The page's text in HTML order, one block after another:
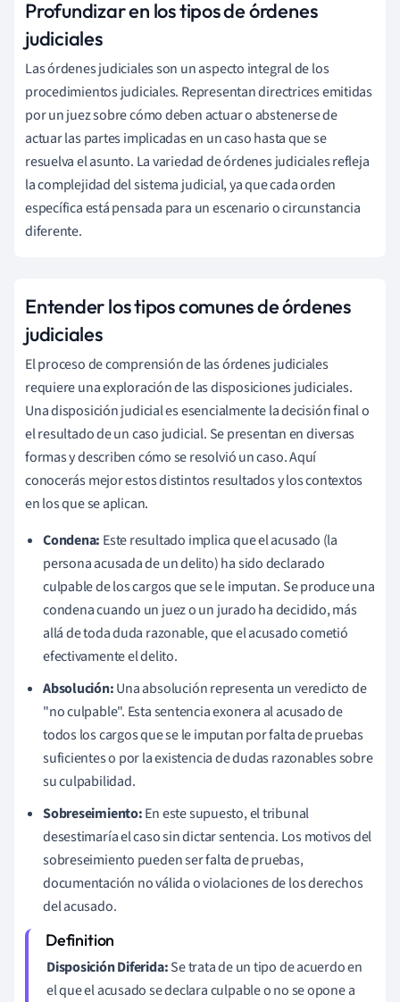
Profundizar en los tipos de órdenes
judiciales
Las órdenes judiciales son un aspecto integral de los
procedimientos judiciales. Representan directrices emitidas
por un juez sobre cómo deben actuar o abstenerse de
actuar las partes implicadas en un caso hasta que se
resuelva el asunto. La variedad de órdenes judiciales refleja
la complejidad del sistema judicial, ya que cada orden
específica está pensada para un escenario o circunstancia
diferente.
Entender los tipos comunes de órdenes
judiciales
El proceso de comprensión de las órdenes judiciales
requiere una exploración de las disposiciones judiciales.
Una disposición judicial es esencialmente la decisión final o
el resultado de un caso judicial. Se presentan en diversas
formas y describen cómo se resolvió un caso. Aquí
conocerás mejor estos distintos resultados y los contextos
en los que se aplican.
Condena: Este resultado implica que el acusado (la
persona acusada de un delito) ha sido declarado
culpable de los cargos que se le imputan. Se produce una
condena cuando un juez o un jurado ha decidido, más
allá de toda duda razonable, que el acusado cometió
efectivamente el delito.
Absolución:Una absolución representa un veredicto de
"no culpable". Esta sentencia exonera al acusado de
todos los cargos que se le imputan por falta de pruebas
suficientes o por la existencia de dudas razonables sobre
su culpabilidad.
Sobreseimiento:En este supuesto, el tribunal
desestimaría el caso sin dictar sentencia. Los motivos del
sobreseimiento pueden ser falta de pruebas,
documentación no válida o violaciones de los derechos
del acusado.
Disposición Diferida:Se trata de un tipo de acuerdo en
el que el acusado se declara culpable o no se opone a